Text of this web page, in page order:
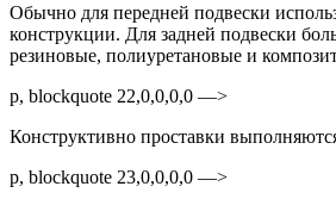
Обычно для передней подвески
конструкции. Для задней подвески
резиновые, полиуретановые и
p, blockquote 22,0,0,0,0 —>
Конструктивно проставки
p, blockquote 23,0,0,0,0 —>